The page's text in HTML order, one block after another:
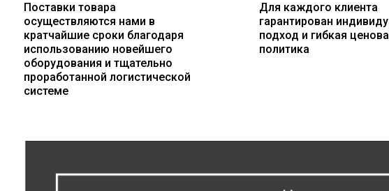
Поставки товара
осуществляются нами в
кратчайшие сроки благодаря
использованию новейшего
оборудования и тщательно
проработанной логистической
системе
Для каждого клиента
гарантирован
подход и гибкая
политика